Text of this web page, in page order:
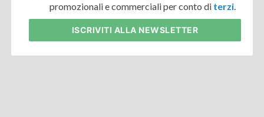
promozionali e commerciali per conto di terzi.
ISCRIVITI ALLA NEWSLETTER